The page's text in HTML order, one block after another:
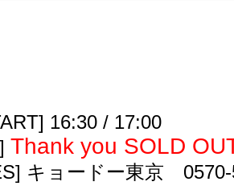
16:30 / 17:00
Thank you SOLD
キョードー東京 0570-